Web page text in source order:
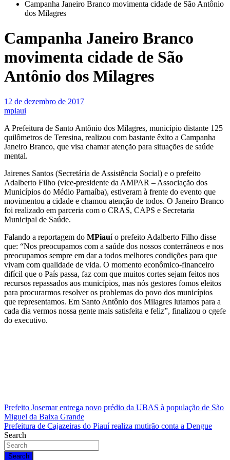
Campanha Janeiro Branco movimenta cidade de São Antônio
dos Milagres
Campanha Janeiro Branco
movimenta cidade de São
Antônio dos Milagres
12 de dezembro de 2017
mpiaui
A Prefeitura de Santo Antônio dos Milagres, município distante 125
quilômetros de Teresina, realizou com bastante êxito a Campanha
Janeiro Branco, que visa chamar atenção para situações de saúde
mental.
Jairenes Santos (Secretária de Assistência Social) e o prefeito
Adalberto Filho (vice-presidente da AMPAR – Associação dos
Municípios do Médio Parnaíba), estiveram à frente do evento que
movimentou a cidade e chamou atenção de todos. O Janeiro Branco
foi realizado em parceria com o CRAS, CAPS e Secretaria
Municipal de Saúde.
Falando a reportagem do MPiauí o prefeito Adalberto Filho disse
que: “Nos preocupamos com a saúde dos nossos conterrâneos e nos
preocupamos sempre em dar a todos melhores condições para que
vivam com qualidade de vida. O momento econômico-financeiro
difícil que o País passa, faz com que muitos cortes sejam feitos nos
recursos repassados aos municípios, mas nós gestores fomos eleitos
para procurarmos resolver os problemas do povo dos municípios
que representamos. Em Santo Antônio dos Milagres lutamos para a
cada dia vermos nossa gente mais satisfeita e feliz”, finalizou o cgefe
do executivo.
Navegação
de
Post
Prefeito Josemar entrega novo prédio da UBAS à população de São
Miguel da Baixa Grande
Prefeitura de Cajazeiras do Piauí realiza mutirão conta a Dengue
Search
Search